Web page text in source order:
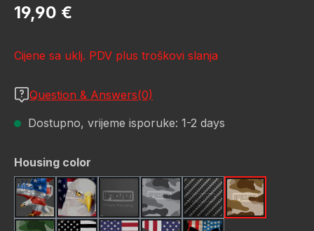
Redovna cijena:
19,90 €
Cijene sa uklj. PDV plus troškovi slanja
Question & Answers(0)
Dostupno, vrijeme isporuke: 1-2 days
Odaberi
Housing color
American EagleBald Eagle American Flag
Black Camo GreyCarbon Fiber Black
Desert